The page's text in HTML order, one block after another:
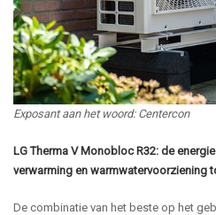
Exposant aan het woord: Centercon
LG Therma V Monobloc R32: de
verwarming en warmwatervoorziening
De combinatie van het beste op het